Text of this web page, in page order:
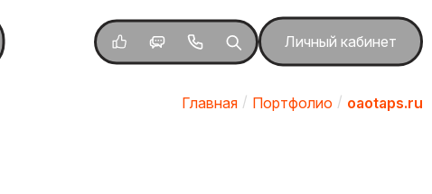
Личный кабинет
Главная Портфолио oaotaps.ru